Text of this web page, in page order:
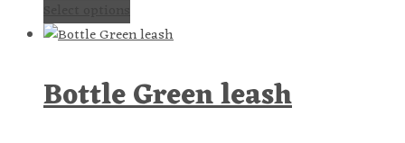
Bottle Green leash